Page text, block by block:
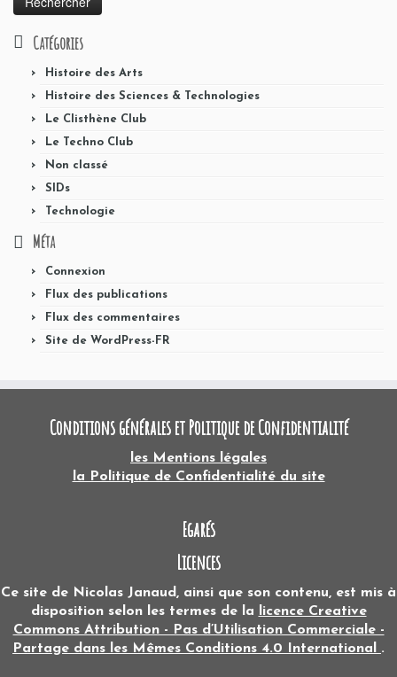
Catégories
Histoire des Arts
Histoire des Sciences & Technologies
Le Clisthène Club
Le Techno Club
Non classé
SIDs
Technologie
Méta
Connexion
Flux des publications
Flux des commentaires
Site de WordPress-FR
Conditions générales et Politique de Confidentialité
les Mentions légales
la Politique de Confidentialité du site
Egarés
Licences
Ce site de Nicolas Janaud , ainsi que son contenu, est mis à
disposition selon les termes de la
licence Creative
Commons Attribution - Pas d’Utilisation Commerciale -
Partage dans les Mêmes Conditions 4.0 International .